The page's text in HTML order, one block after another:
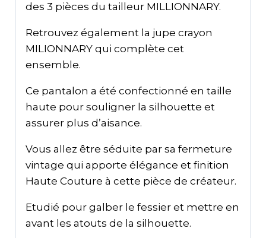
des 3 pièces du tailleur MILLIONNARY.
Retrouvez également la jupe crayon
MILIONNARY qui complète cet
ensemble.
Ce pantalon a été confectionné en taille
haute pour souligner la silhouette et
assurer plus d’aisance.
Vous allez être séduite par sa fermeture
vintage qui apporte élégance et finition
Haute Couture à cette pièce de créateur.
Etudié pour galber le fessier et mettre en
avant les atouts de la silhouette.